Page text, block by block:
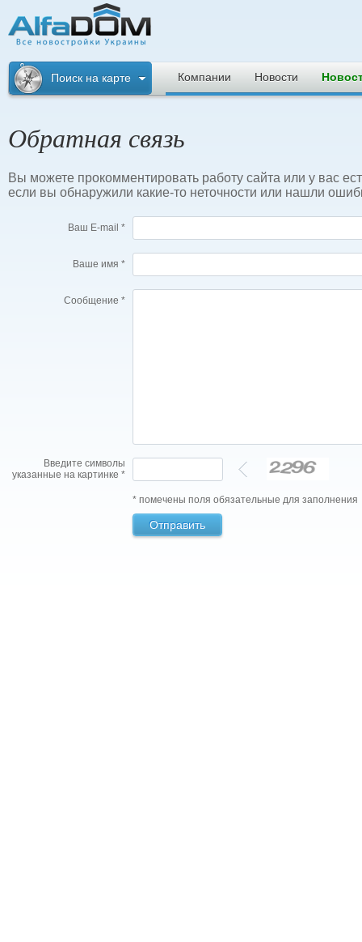
новостройки
Украины
Поиск на карте Компании Новости
Обратная связь
Вы можете прокомментировать работу сайта или у вас
если вы обнаружили какие-то неточности или нашли
Ваш E-mail *
Ваше имя *
Сообщение *
Введите символы
указанные на картинке *
* помечены поля обязательные для заполнения
Отправить